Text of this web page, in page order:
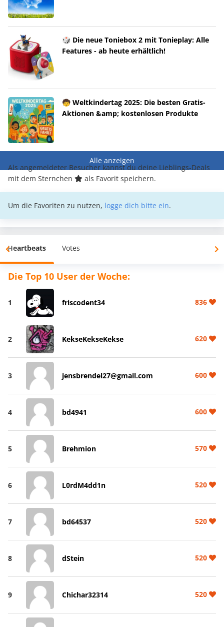
🎲 Die neue Toniebox 2 mit Tonieplay: Alle
Features - ab heute erhältlich!
🧒 Weltkindertag 2025: Die besten Gratis-
Aktionen &amp; kostenlosen Produkte
Alle anzeigen
Als angemeldeter Besucher kannst du deine Lieblings-Deals
mit dem Sternchen
als Favorit speichern.
Um die Favoriten zu nutzen, logge dich bitte ein.
Heartbeats Votes
Die Top 10 User der Woche:
1 friscodent34 836
2 KekseKekseKekse 620
3 jensbrendel27@gmail.com 600
4 bd4941 600
5 Brehmion 570
6 L0rdM4dd1n 520
7 bd64537 520
8 dStein 520
9 Chichar32314 520